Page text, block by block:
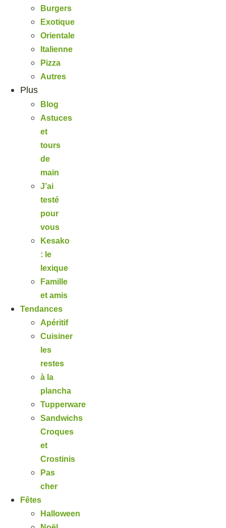
Burgers
Exotique
Orientale
Italienne
Pizza
Autres
Plus
Blog
Astuces
et
tours
de
main
J’ai
testé
pour
vous
Kesako
: le
lexique
Famille
et amis
Tendances
Apéritif
Cuisiner
les
restes
à la
plancha
Tupperware
Sandwichs
Croques
et
Crostinis
Pas
cher
Fêtes
Halloween